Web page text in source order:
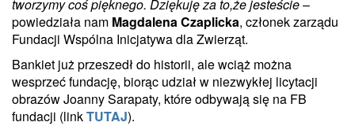
tworzymy coś pięknego. Dziękuję za to,że jesteście–
powiedziała nam Magdalena Czaplicka, członek zarządu
Fundacji Wspólna Inicjatywa dla Zwierząt.
Bankiet już przeszedł do historii, ale wciąż można
wesprzeć fundację, biorąc udział w niezwykłej licytacji
obrazów Joanny Sarapaty, które odbywają się na FB
fundacji (linkTUTAJ).